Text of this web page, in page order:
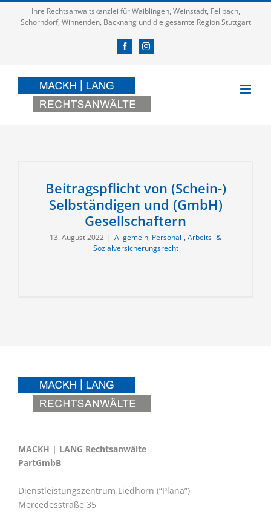
Inhalt
Ihre Rechtsanwaltskanzlei für Waiblingen, Weinstadt, Fellbach,
Schorndorf, Winnenden, Backnang und die gesamte Region Stuttgart
FacebookInstagram
Beitragspflicht von (Schein-)
Selbständigen und (GmbH)
Gesellschaftern
13. August 2022 | Allgemein, Personal-, Arbeits- &
Sozialversicherungsrecht
MACKH | LANG Rechtsanwälte
PartGmbB
Dienstleistungszentrum Liedhorn (“Plana”)
Mercedesstraße 35